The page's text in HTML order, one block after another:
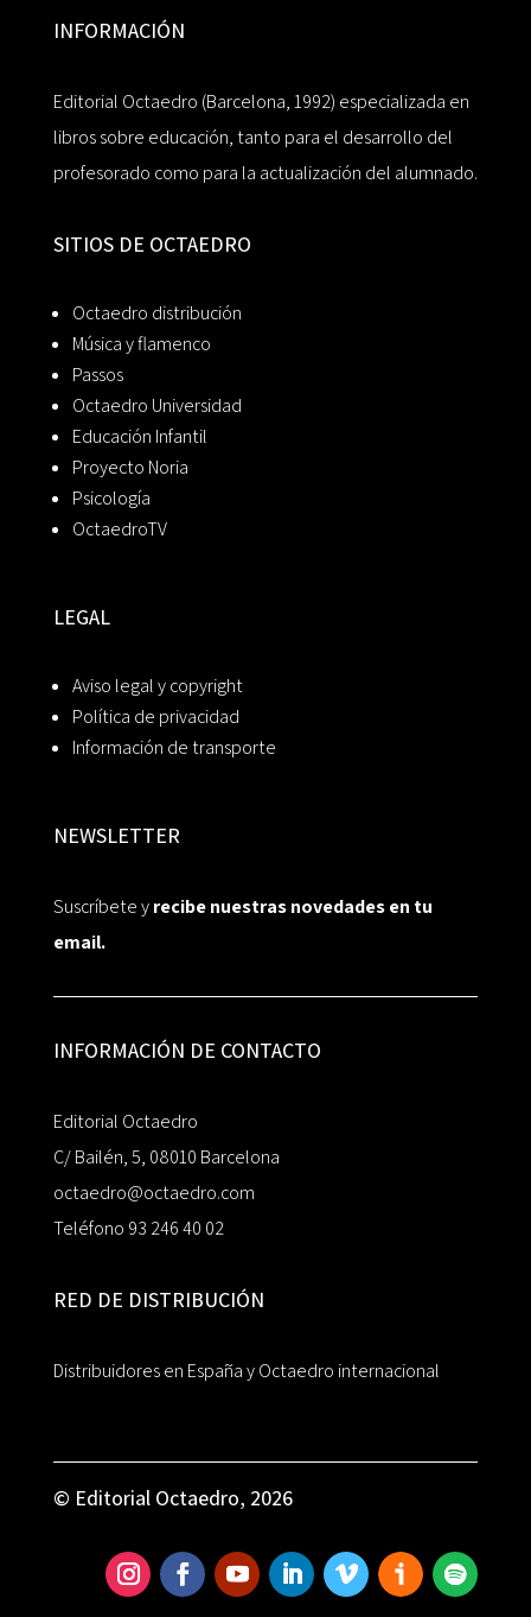
INFORMACIÓN
Editorial Octaedro (Barcelona, 1992) especializada en
libros sobre educación, tanto para el desarrollo del
profesorado como para la actualización del alumnado.
SITIOS DE OCTAEDRO
Octaedro distribución
Música y flamenco
Passos
Octaedro Universidad
Educación Infantil
Proyecto Noria
Psicología
OctaedroTV
LEGAL
Aviso legal y copyright
Política de privacidad
Información de transporte
NEWSLETTER
Suscríbete yrecibe nuestras novedades en tu
email.
INFORMACIÓN DE CONTACTO
Editorial Octaedro
C/ Bailén, 5, 08010 Barcelona
octaedro@octaedro.com
Teléfono 93 246 40 02
RED DE DISTRIBUCIÓN
Distribuidores en España y Octaedro internacional
© Editorial Octaedro, 2026